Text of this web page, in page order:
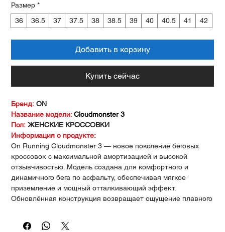
Размер *
36
36.5 37 37.5 38 38.5 39 40 40.5 41 42
Добавить в корзину
Купить сейчас
Бренд: ON
Название модели:Cloudmonster 3
Пол:ЖЕНСКИЕ КРОССОВКИ
Информация о продукте:
On Running Cloudmonster 3 — новое поколение беговых
кроссовок с максимальной амортизацией и высокой
отзывчивостью. Модель создана для комфортного и
динамичного бега по асфальту, обеспечивая мягкое
приземление и мощный отталкивающий эффект.
Обновлённая конструкция возвращает ощущение плавного
геометрия подошвы и Speedboard® делают каждый шаг